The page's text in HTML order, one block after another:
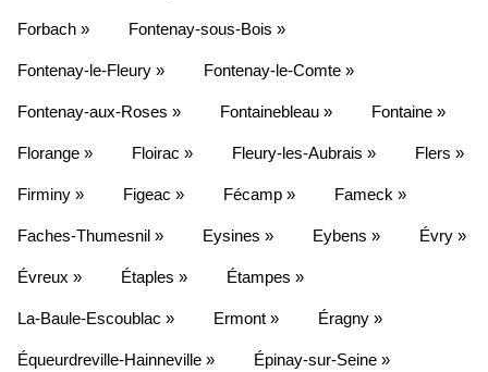
Forbach » Fontenay-sous-Bois »
Fontenay-le-Fleury » Fontenay-le-Comte »
Fontenay-aux-Roses » Fontainebleau » Fontaine »
Florange » Floirac » Fleury-les-Aubrais » Flers »
Firminy » Figeac » Fécamp » Fameck »
Faches-Thumesnil » Eysines » Eybens » Évry »
Évreux » Étaples » Étampes »
La-Baule-Escoublac » Ermont » Éragny »
Équeurdreville-Hainneville » Épinay-sur-Seine »